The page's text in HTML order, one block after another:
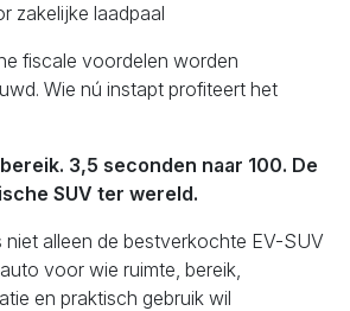
zakelijke laadpaal
fiscale voordelen worden
Wie nú instapt profiteert het
3,5 seconden naar 100. De
SUV ter wereld.
niet alleen de bestverkochte EV-SUV
voor wie ruimte, bereik,
en praktisch gebruik wil